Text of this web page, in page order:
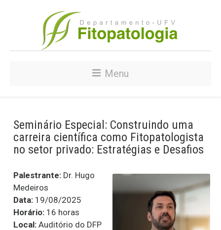
Menu
Seminário Especial: Construindo uma
carreira científica como Fitopatologista
no setor privado: Estratégias e Desafios
Palestrante: Dr. Hugo
Medeiros
Data: 19/08/2025
Horário: 16 horas
Local: Auditório do DFP